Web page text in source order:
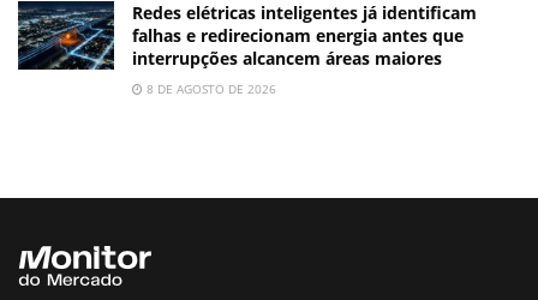
Redes elétricas inteligentes já identificam
falhas e redirecionam energia antes que
interrupções alcancem áreas maiores
8 DE AGOSTO DE 2026